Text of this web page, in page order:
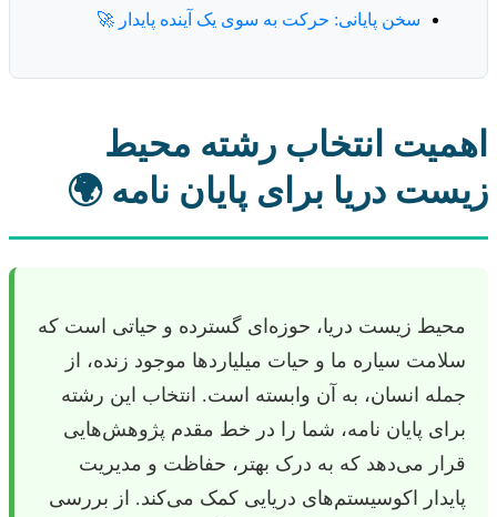
سخن پایانی: حرکت به سوی یک آینده پایدار 🚀
اهمیت انتخاب رشته محیط
زیست دریا برای پایان نامه 🌍
محیط زیست دریا، حوزه‌ای گسترده و حیاتی است که
سلامت سیاره ما و حیات میلیاردها موجود زنده، از
جمله انسان، به آن وابسته است. انتخاب این رشته
برای پایان نامه، شما را در خط مقدم پژوهش‌هایی
قرار می‌دهد که به درک بهتر، حفاظت و مدیریت
پایدار اکوسیستم‌های دریایی کمک می‌کند. از بررسی